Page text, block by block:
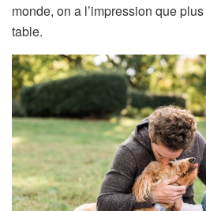
monde, on a l’impression que
table.